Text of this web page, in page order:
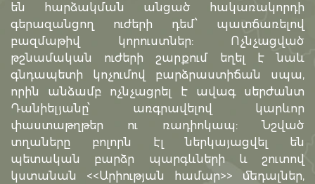
են հարձակման անցած հակառակորդի
գերազանցող ուժերի դեմ՝ պատճառելով
բազմաթիվ կորուստներ: Ոչնչացված
թշնամական ուժերի շարքում եղել է նաև
գնդապետի կոչումով բարձրաստիճան սպա,
որին անձամբ ոչնչացրել է ավագ սերժանտ
Դանիելյանը՝ առգրավելով կարևոր
փաստաթղթեր ու ռադիոկապ: Նշված
տղաները բոլորն էլ ներկայացվել են
պետական բարձր պարգևների և շուտով
կստանան <<Արիության համար>> մեդալներ,